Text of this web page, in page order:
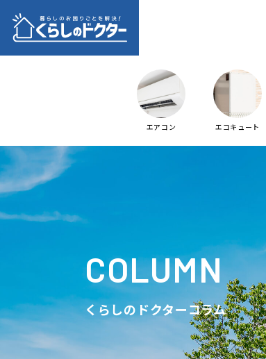
エアコン エコキュート
COLUMN
くらしのドクターコラム